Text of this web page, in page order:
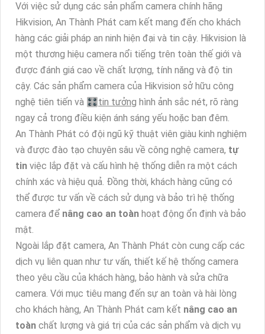
Với việc sử dụng các sản phẩm camera chính hãng
Hikvision, An Thành Phát cam kết mang đến cho khách
hàng các giải pháp an ninh hiện đại và tin cậy. Hikvision là
một thương hiệu camera nổi tiếng trên toàn thế giới và
được đánh giá cao về chất lượng, tính năng và độ tin
cậy. Các sản phẩm camera của Hikvision sở hữu công
nghệ tiên tiến và 🎛tin tưởng hình ảnh sắc nét, rõ ràng
ngay cả trong điều kiện ánh sáng yếu hoặc ban đêm.
An Thành Phát có đội ngũ kỹ thuật viên giàu kinh nghiệm
và được đào tạo chuyên sâu về công nghệ camera, tự
tin việc lắp đặt và cấu hình hệ thống diễn ra một cách
chính xác và hiệu quả. Đồng thời, khách hàng cũng có
thể được tư vấn về cách sử dụng và bảo trì hệ thống
camera để nâng cao an toàn hoạt động ổn định và bảo
mật.
Ngoài lắp đặt camera, An Thành Phát còn cung cấp các
dịch vụ liên quan như tư vấn, thiết kế hệ thống camera
theo yêu cầu của khách hàng, bảo hành và sửa chữa
camera. Với mục tiêu mang đến sự an toàn và hài lòng
cho khách hàng, An Thành Phát cam kết nâng cao an
toàn chất lượng và giá trị của các sản phẩm và dịch vụ